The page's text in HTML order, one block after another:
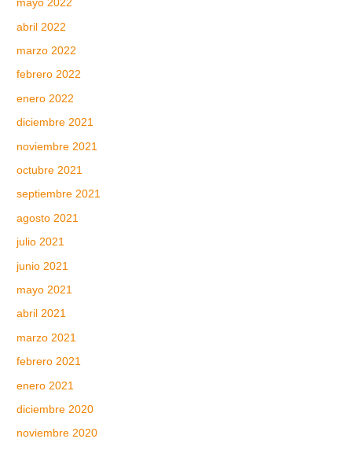
mayo 2022
abril 2022
marzo 2022
febrero 2022
enero 2022
diciembre 2021
noviembre 2021
octubre 2021
septiembre 2021
agosto 2021
julio 2021
junio 2021
mayo 2021
abril 2021
marzo 2021
febrero 2021
enero 2021
diciembre 2020
noviembre 2020